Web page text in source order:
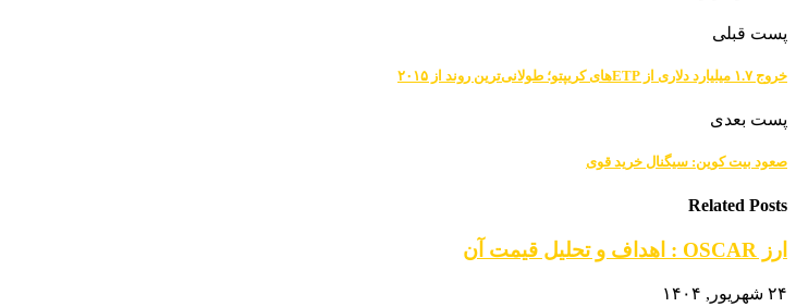
پست قبلی
خروج ۱.۷ میلیارد دلاری از ETPهای کریپتو؛ طولانی‌ترین روند از ۲۰۱۵
پست بعدی
صعود بیت کوین: سیگنال خرید قوی
Related Posts
ارز OSCAR : اهداف و تحلیل قیمت آن
۲۴ شهریور, ۱۴۰۴